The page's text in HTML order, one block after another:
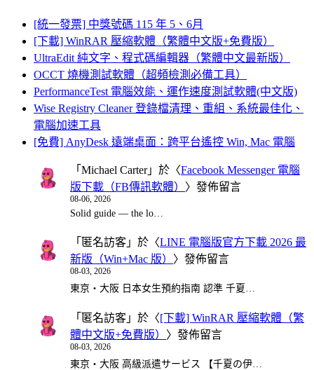
[統一發票] 中獎號碼 115 年 5、6月
[下載] WinRAR 壓縮軟體（繁體中文版+免費版）
UltraEdit 純文字、程式碼編輯器（繁體中文最新版）
OCCT 燒機測試軟體（超頻檢測必備工具）
PerformanceTest 電腦效能、運作速度測試軟體(中文版)
Wise Registry Cleaner 登錄檔清理、重組、系統最佳化、
電腦加速工具
[免費] AnyDesk 遠端桌面：跨平台遙控 Win, Mac 電腦
「 Michael Carter」於〈Facebook Messenger 電腦
版下載（FB傳訊軟體） 〉發佈留言
08-06, 2026
Solid guide — the lo…
「 匿名訪客 」於〈LINE 電腦版官方下載 2026 最
新版（Win+Mac 版） 〉發佈留言
08-03, 2026
東京・大阪 日本女生預約指南 認準 千夏…
「 匿名訪客 」於〈[下載] WinRAR 壓縮軟體（繁
體中文版+免費版） 〉發佈留言
08-03, 2026
東京・大阪 高級派遣サービス 【千夏の伊…